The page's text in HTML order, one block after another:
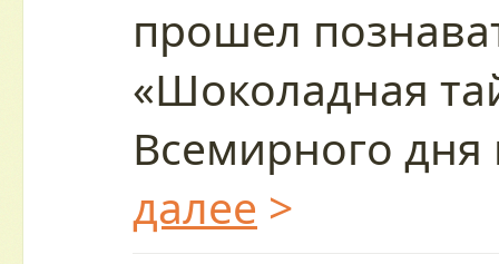
прошел
«Шоколадная
Всемирного
далее >